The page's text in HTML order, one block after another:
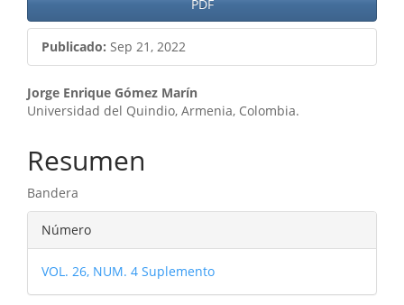
PDF
Publicado: Sep 21, 2022
Contenido
principal
del
artículo
Jorge Enrique Gómez Marín
Universidad del Quindio, Armenia, Colombia.
Resumen
Bandera
Detalles
del
artículo
Número
VOL. 26, NUM. 4 Suplemento